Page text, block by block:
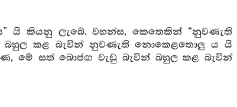
යි කියනු ලැබේ. වහන්ස, කෙතෙකින් “නුවණැති
බහුල කළ බැවින් නුවණැති නොකෙළතොලු ය යි
මේ සත් බොජඟ වැඩු බැවින් බහුල කළ බැවින්